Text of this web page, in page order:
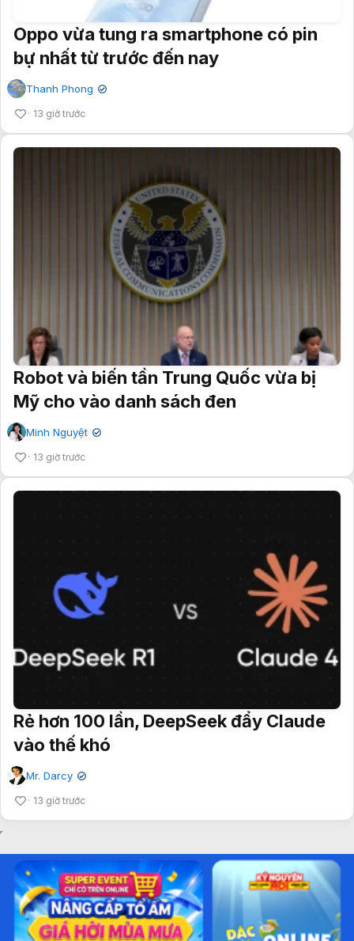
Oppo vừa tung ra smartphone có pin
bự nhất từ trước đến nay
Thanh Phong ✔
13 giờ trước
Robot và biến tần Trung Quốc vừa bị
Mỹ cho vào danh sách đen
Minh Nguyệt ✔
13 giờ trước
Rẻ hơn 100 lần, DeepSeek đẩy Claude
vào thế khó
Mr. Darcy ✔
13 giờ trước